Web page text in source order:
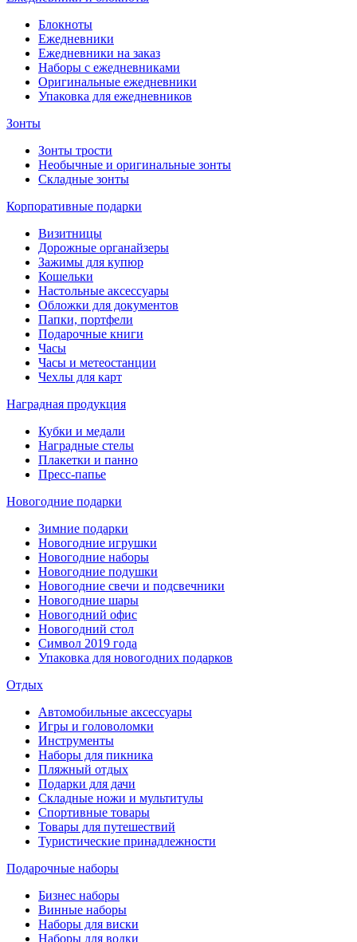
Блокноты
Ежедневники
Ежедневники на заказ
Наборы с ежедневниками
Оригинальные ежедневники
Упаковка для ежедневников
Зонты
Зонты трости
Необычные и оригинальные зонты
Складные зонты
Корпоративные подарки
Визитницы
Дорожные органайзеры
Зажимы для купюр
Кошельки
Настольные аксессуары
Обложки для документов
Папки, портфели
Подарочные книги
Часы
Часы и метеостанции
Чехлы для карт
Наградная продукция
Кубки и медали
Наградные стелы
Плакетки и панно
Пресс-папье
Новогодние подарки
Зимние подарки
Новогодние игрушки
Новогодние наборы
Новогодние подушки
Новогодние свечи и подсвечники
Новогодние шары
Новогодний офис
Новогодний стол
Символ 2019 года
Упаковка для новогодних подарков
Отдых
Автомобильные аксессуары
Игры и головоломки
Инструменты
Наборы для пикника
Пляжный отдых
Подарки для дачи
Складные ножи и мультитулы
Спортивные товары
Товары для путешествий
Туристические принадлежности
Подарочные наборы
Бизнес наборы
Винные наборы
Наборы для виски
Наборы для водки